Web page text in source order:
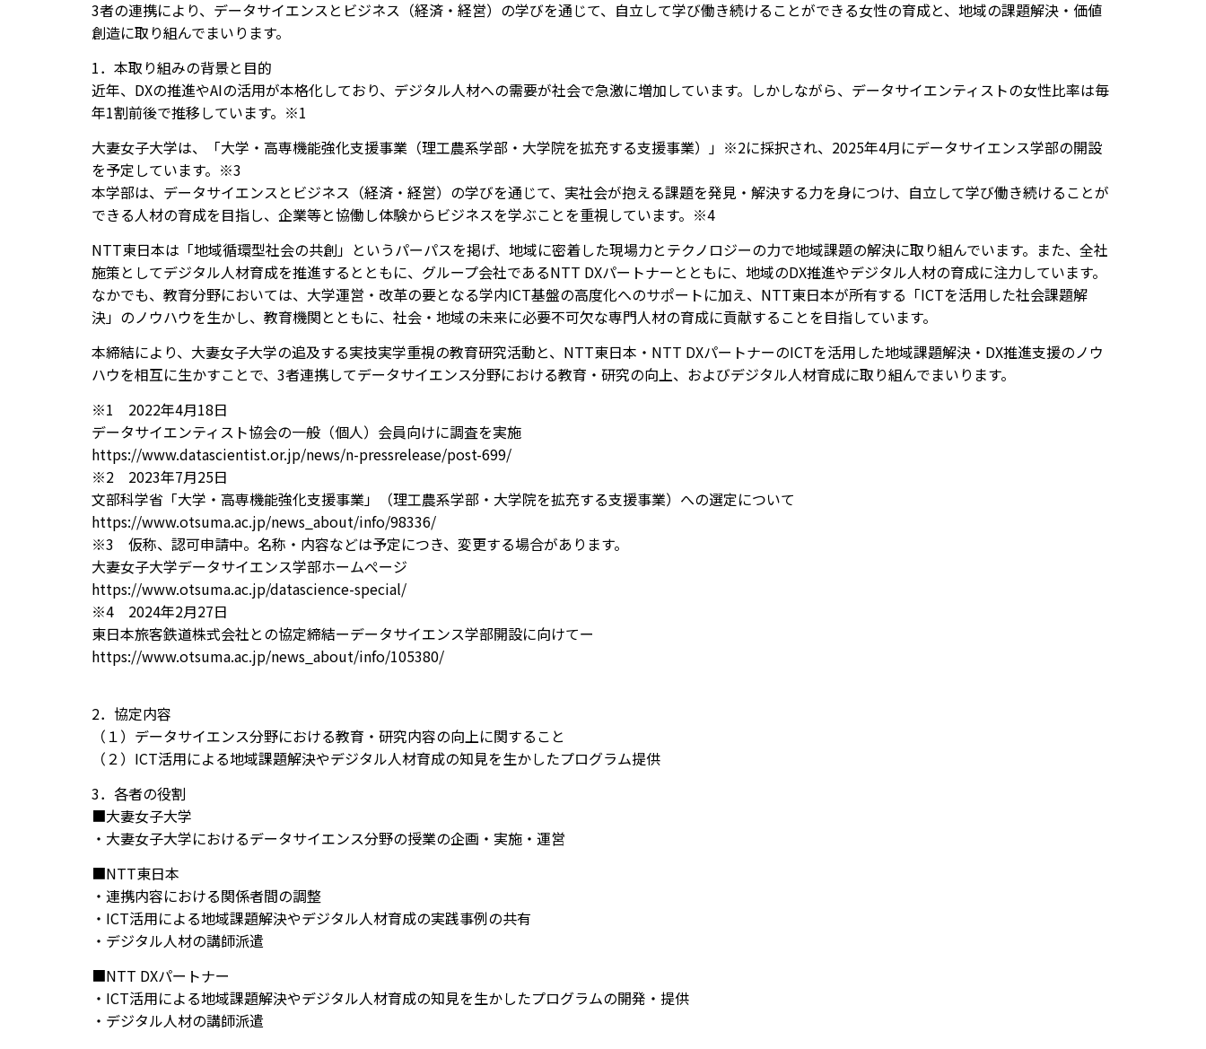
3者の連携により、データサイエンスとビジネス（経済・経営）の学びを通じて、自立して学び働き続けることができる女性の育成と、地域の課題解決・価値
創造に取り組んでまいります。
1．本取り組みの背景と目的
近年、DXの推進やAIの活用が本格化しており、デジタル人材への需要が社会で急激に増加しています。しかしながら、データサイエンティストの女性比率は毎
年1割前後で推移しています。※1
大妻女子大学は、「大学・高専機能強化支援事業（理工農系学部・大学院を拡充する支援事業）」※2に採択され、2025年4月にデータサイエンス学部の開設
を予定しています。※3
本学部は、データサイエンスとビジネス（経済・経営）の学びを通じて、実社会が抱える課題を発見・解決する力を身につけ、自立して学び働き続けることが
できる人材の育成を目指し、企業等と協働し体験からビジネスを学ぶことを重視しています。※4
NTT東日本は「地域循環型社会の共創」というパーパスを掲げ、地域に密着した現場力とテクノロジーの力で地域課題の解決に取り組んでいます。また、全社
施策としてデジタル人材育成を推進するとともに、グループ会社であるNTT DXパートナーとともに、地域のDX推進やデジタル人材の育成に注力しています。
なかでも、教育分野においては、大学運営・改革の要となる学内ICT基盤の高度化へのサポートに加え、NTT東日本が所有する「ICTを活用した社会課題解
決」のノウハウを生かし、教育機関とともに、社会・地域の未来に必要不可欠な専門人材の育成に貢献することを目指しています。
本締結により、大妻女子大学の追及する実技実学重視の教育研究活動と、NTT東日本・NTT DXパートナーのICTを活用した地域課題解決・DX推進支援のノウ
ハウを相互に生かすことで、3者連携してデータサイエンス分野における教育・研究の向上、およびデジタル人材育成に取り組んでまいります。
※1 2022年4月18日
データサイエンティスト協会の一般（個人）会員向けに調査を実施
https://www.datascientist.or.jp/news/n-pressrelease/post-699/
※2 2023年7月25日
文部科学省「大学・高専機能強化支援事業」（理工農系学部・大学院を拡充する支援事業）への選定について
https://www.otsuma.ac.jp/news_about/info/98336/
※3 仮称、認可申請中。名称・内容などは予定につき、変更する場合があります。
大妻女子大学データサイエンス学部ホームぺージ
https://www.otsuma.ac.jp/datascience-special/
※4 2024年2月27日
東日本旅客鉄道株式会社との協定締結ーデータサイエンス学部開設に向けてー
https://www.otsuma.ac.jp/news_about/info/105380/
2．協定内容
（１）データサイエンス分野における教育・研究内容の向上に関すること
（２）ICT活用による地域課題解決やデジタル人材育成の知見を生かしたプログラム提供
3．各者の役割
■大妻女子大学
・大妻女子大学におけるデータサイエンス分野の授業の企画・実施・運営
■NTT東日本
・連携内容における関係者間の調整
・ICT活用による地域課題解決やデジタル人材育成の実践事例の共有
・デジタル人材の講師派遣
■NTT DXパートナー
・ICT活用による地域課題解決やデジタル人材育成の知見を生かしたプログラムの開発・提供
・デジタル人材の講師派遣